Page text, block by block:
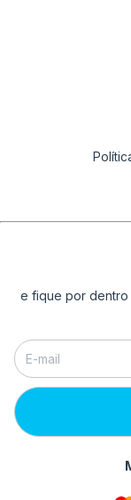
e fique por dentro